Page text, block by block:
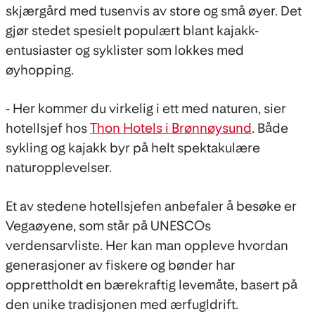
skjærgård med tusenvis av store og små øyer. Det
gjør stedet spesielt populært blant kajakk-
entusiaster og syklister som lokkes med
øyhopping.
- Her kommer du virkelig i ett med naturen, sier
hotellsjef hosThon Hotels i Brønnøysund. Både
sykling og kajakk byr på helt spektakulære
naturopplevelser.
Et av stedene hotellsjefen anbefaler å besøke er
Vegaøyene, som står på UNESCOs
verdensarvliste. Her kan man oppleve hvordan
generasjoner av fiskere og bønder har
opprettholdt en bærekraftig levemåte, basert på
den unike tradisjonen med ærfugldrift.